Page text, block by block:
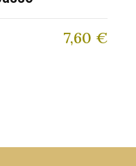
7,60 €